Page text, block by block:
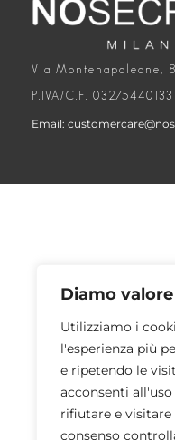
Diamo
Utilizziamo i
l'esperienza più
e ripetendo le
acconsenti all'uso
rifiutare e
consenso
Via Montenapoleone,
P.IVA/C.F. 03275440133
Email: